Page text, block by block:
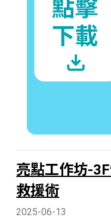
亮點工作坊-
救援術
2025-06-13